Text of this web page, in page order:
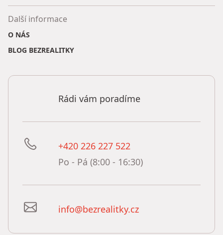
Další informace
O NÁS
BLOG BEZREALITKY
Rádi vám poradíme
+420 226 227 522
Po - Pá (8:00 - 16:30)
info@bezrealitky.cz